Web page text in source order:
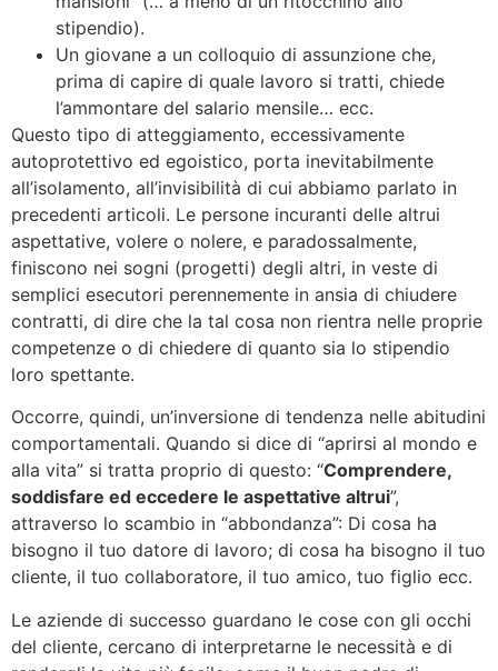
stipendio).
Un giovane a un colloquio di assunzione che,
prima di capire di quale lavoro si tratti, chiede
l’ammontare del salario mensile… ecc.
Questo tipo di atteggiamento, eccessivamente
autoprotettivo ed egoistico, porta inevitabilmente
all’isolamento, all’invisibilità di cui abbiamo parlato in
precedenti articoli. Le persone incuranti delle altrui
aspettative, volere o nolere, e paradossalmente,
finiscono nei sogni (progetti) degli altri, in veste di
semplici esecutori perennemente in ansia di chiudere
contratti, di dire che la tal cosa non rientra nelle proprie
competenze o di chiedere di quanto sia lo stipendio
loro spettante.
Occorre, quindi, un’inversione di tendenza nelle abitudini
comportamentali. Quando si dice di “aprirsi al mondo e
alla vita” si tratta proprio di questo: “Comprendere,
soddisfare ed eccedere le aspettative altrui”,
attraverso lo scambio in “abbondanza”: Di cosa ha
bisogno il tuo datore di lavoro; di cosa ha bisogno il tuo
cliente, il tuo collaboratore, il tuo amico, tuo figlio ecc.
Le aziende di successo guardano le cose con gli occhi
del cliente, cercano di interpretarne le necessità e di